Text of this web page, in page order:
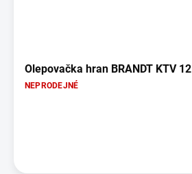
Olepovačka hran BRANDT KTV 12
NEPRODEJNÉ